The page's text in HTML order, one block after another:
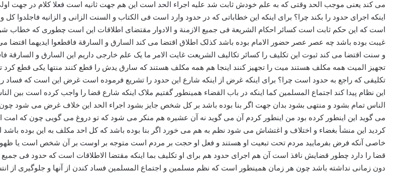
می کند یعنی موجب الحد وقتی که به علم خودش ثابت شد علیه اجراء الحد است این هم جهت ثانیه است فعلا کلام در جهت
اینکه اجرای حدود را بکند چرا؟ برای اینکه این خطاباتی که در حدود وارد است فی الکتاب و السنت الزانی و الزانیه فاجلدوا
است که این حکم ثابت است کسائر احکام الشریعة فی جمیع الازمنة و الادوار مقتضای اطلاقات این است چطوری که خطاب
غیبت بوده باشد چه عصر عصر حضور الامام بوده باشد کذلک اطلاق اقتضا می کند السارق و السارقة فاقطعوا ایدیهما
و سنت اقتضا می کند ثبوت این تکلیف را کسائر تکالیف الشریعت غایت الامر ما یک علم خارجی داریم این السارق و السارقة
تجهیز المیت همه مکلف هستند میت را تجهیز کنند اینجا هم همه مکلف هستند که سارق یدش را قطع کنند منتها یکی قطع
تکلیفی که راجع به حدود است چرا؟ برای اینکه غرض از اینکه شارع این حدود را تشریع فرموده است غرض این است که
این نظام پیدا کند اجتماع المسلمین کما اینکه در باب القضاء همینطور گفتیم ملاک اینکه شارع قضا را واجب کرده است
الناس تمام بشود و منتهی بشود بدان جهت اگر بنا بوده باشد بر کل شخص جایز بشود اجراء الحد این خلاف غرض می شود
می گوید این اینطور کرده بود من اینطور کردم آن می گوید نه آن عشیره هم منکر می شود که تو دروغ می گویی چون که امت
کردید این منشأ بغضاء و اختلاف و اغتشاش می شود نظم به هم می خورد اگر بنا بوده باشد که کل احد مکلف به این
خاصی آنکه فرض بفرمایید مردم تحت تبعیت او هستند و فعل او حجت بر مردم است متوجه بر اوست بر آن شخص است یا
قضا را دارد چطور قضایش نافذ است آن هم اجرای حدود هم برای او تکلیف بما اینکه مقتضا الاطلاقات است که حدود فی
دون زمانی نداشته باشد چون هر زمان همینطور است که نظم مسلمین و اجتماع المسلمین فساد کندن از آنها و جلوگیری از